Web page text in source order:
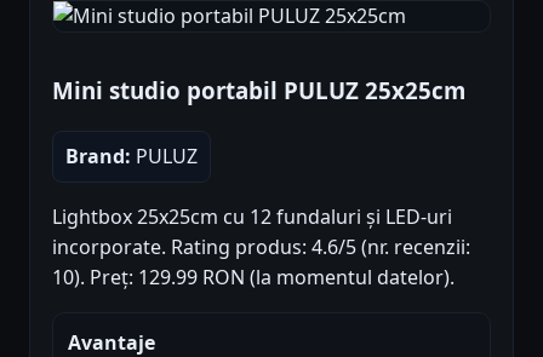
Mini studio portabil PULUZ 25x25cm
Brand: PULUZ
Lightbox 25x25cm cu 12 fundaluri și LED-uri
incorporate. Rating produs: 4.6/5 (nr. recenzii:
10). Preț: 129.99 RON (la momentul datelor).
Avantaje